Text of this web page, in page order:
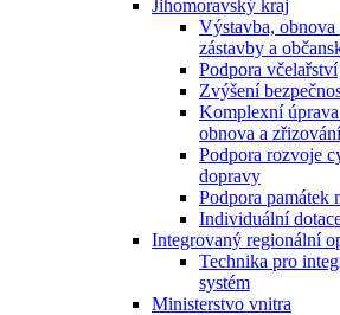
Jihomoravský kraj
Výstavba,
zástavby a
Podpora včelařství
Zvýšení
Komplexní
obnova a
Podpora rozvoje
dopravy
Podpora památek
Individuální
Integrovaný regionální
Technika pro
systém
Ministerstvo vnitra